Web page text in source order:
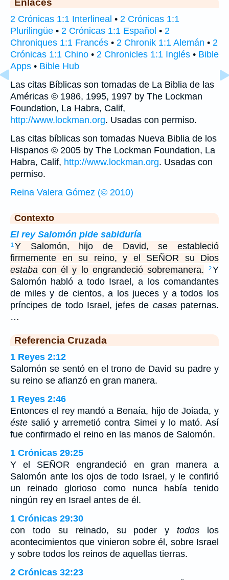
2 Crónicas 1:1 Interlineal • 2 Crónicas 1:1
Plurilingüe • 2 Crónicas 1:1 Español • 2
Chroniques 1:1 Francés • 2 Chronik 1:1 Alemán • 2
Crónicas 1:1 Chino • 2 Chronicles 1:1 Inglés • Bible
Apps • Bible Hub
Las citas Bíblicas son tomadas de La Biblia de las
Américas © 1986, 1995, 1997 by The Lockman
Foundation, La Habra, Calif,
http://www.lockman.org. Usadas con permiso.
Las citas bíblicas son tomadas Nueva Biblia de los
Hispanos © 2005 by The Lockman Foundation, La
Habra, Calif, http://www.lockman.org. Usadas con
permiso.
Reina Valera Gómez (© 2010)
Contexto
El rey Salomón pide sabiduría
1 Y Salomón, hijo de David, se estableció
firmemente en su reino, y el SEÑOR su Dios
estaba con él y lo engrandeció sobremanera. 2Y
Salomón habló a todo Israel, a los comandantes
de miles y de cientos, a los jueces y a todos los
príncipes de todo Israel, jefes de casaspaternas.
…
Referencia Cruzada
1 Reyes 2:12
Salomón se sentó en el trono de David su padre y
su reino se afianzó en gran manera.
1 Reyes 2:46
Entonces el rey mandó a Benaía, hijo de Joiada, y
éste salió y arremetió contra Simei y lo mató. Así
fue confirmado el reino en las manos de Salomón.
1 Crónicas 29:25
Y el SEÑOR engrandeció en gran manera a
Salomón ante los ojos de todo Israel, y le confirió
un reinado glorioso como nunca había tenido
ningún rey en Israel antes de él.
1 Crónicas 29:30
con todo su reinado, su poder ytodos los
acontecimientos que vinieron sobre él, sobre Israel
y sobre todos los reinos de aquellas tierras.
2 Crónicas 32:23